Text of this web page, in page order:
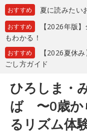
おすすめ 夏に読みたい
おすすめ
【2026年版
もわかる！
おすすめ
【2026夏休
ごし方ガイド
ひろしま・
ば 〜0歳か
るリズム体